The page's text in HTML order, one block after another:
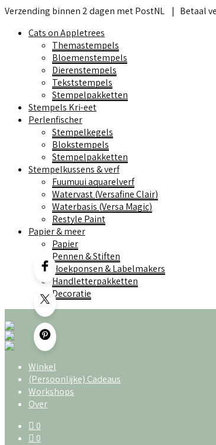
Verzending binnen 2 dagen met PostNL | Betaal
Cats on Appletrees
Themastempels
Bloemenstempels
Dierenstempels
Tekststempels
Stempelpakketten
Stempels Kri-eet
Perlenfischer
Stempelkegels
Blokstempels
Stempelpakketten
Stempelkussens & verf
Fuumuui aquarelverf
Watervast (Versafine Clair)
Waterbasis (Versa Magic)
Restyle Paint
Papier & meer
Papier
Pennen & Stiften
Hoekponsen & Labelmakers
Handletterpakketten
Decoratie
Winkel
(Persoonlijke) Cadeaus
Workshops
Over
0
0